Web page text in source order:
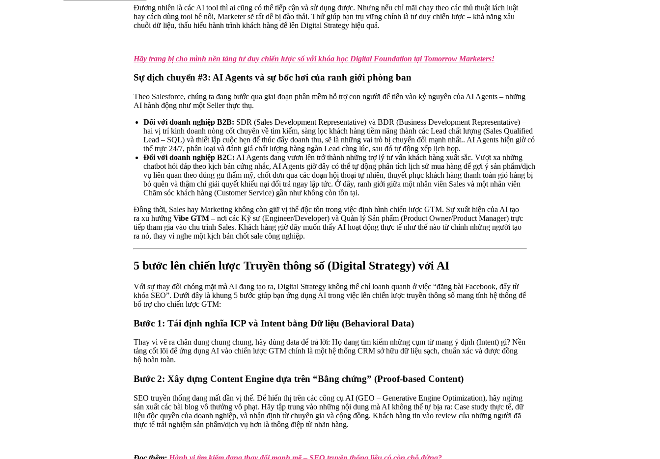
Đương nhiên là các AI tool thì ai cũng có thể tiếp cận và sử dụng được. Nhưng nếu chỉ mãi chạy theo các thủ thuật lách luật
hay cách dùng tool bề nổi, Marketer sẽ rất dễ bị đào thải. Thứ giúp bạn trụ vững chính là tư duy chiến lược – khả năng xâu
chuỗi dữ liệu, thấu hiểu hành trình khách hàng để lên Digital Strategy hiệu quả.
Hãy trang bị cho mình nền tảng tư duy chiến lược số với khóa học Digital Foundation tại Tomorrow Marketers!
Sự dịch chuyển #3: AI Agents và sự bốc hơi của ranh giới phòng ban
Theo Salesforce, chúng ta đang bước qua giai đoạn phần mềm hỗ trợ con người để tiến vào kỷ nguyên của AI Agents – những
AI hành động như một Seller thực thụ.
Đối với doanh nghiệp B2B: SDR (Sales Development Representative) và BDR (Business Development Representative) –
hai vị trí kinh doanh nòng cốt chuyên về tìm kiếm, sàng lọc khách hàng tiềm năng thành các Lead chất lượng (Sales Qualified
Lead – SQL) và thiết lập cuộc hẹn để thúc đẩy doanh thu, sẽ là những vai trò bị chuyển đổi mạnh nhất.. AI Agents hiện giờ có
thể trực 24/7, phân loại và đánh giá chất lượng hàng ngàn Lead cùng lúc, sau đó tự động xếp lịch họp.
Đối với doanh nghiệp B2C: AI Agents đang vươn lên trở thành những trợ lý tư vấn khách hàng xuất sắc. Vượt xa những
chatbot hỏi đáp theo kịch bản cứng nhắc, AI Agents giờ đây có thể tự động phân tích lịch sử mua hàng để gợi ý sản phẩm/dịch
vụ liên quan theo đúng gu thẩm mỹ, chốt đơn qua các đoạn hội thoại tự nhiên, thuyết phục khách hàng thanh toán giỏ hàng bị
bỏ quên và thậm chí giải quyết khiếu nại đổi trả ngay lập tức. Ở đây, ranh giới giữa một nhân viên Sales và một nhân viên
Chăm sóc khách hàng (Customer Service) gần như không còn tồn tại.
Đồng thời, Sales hay Marketing không còn giữ vị thế độc tôn trong việc định hình chiến lược GTM. Sự xuất hiện của AI tạo
ra xu hướng Vibe GTM – nơi các Kỹ sư (Engineer/Developer) và Quản lý Sản phẩm (Product Owner/Product Manager) trực
tiếp tham gia vào chu trình Sales. Khách hàng giờ đây muốn thấy AI hoạt động thực tế như thế nào từ chính những người tạo
ra nó, thay vì nghe một kịch bản chốt sale công nghiệp.
5 bước lên chiến lược Truyền thông số (Digital Strategy) với AI
Với sự thay đổi chóng mặt mà AI đang tạo ra, Digital Strategy không thể chỉ loanh quanh ở việc “đăng bài Facebook, đẩy từ
khóa SEO”. Dưới đây là khung 5 bước giúp bạn ứng dụng AI trong việc lên chiến lược truyền thông số mang tính hệ thống để
bổ trợ cho chiến lược GTM:
Bước 1: Tái định nghĩa ICP và Intent bằng Dữ liệu (Behavioral Data)
Thay vì vẽ ra chân dung chung chung, hãy dùng data để trả lời: Họ đang tìm kiếm những cụm từ mang ý định (Intent) gì? Nền
tảng cốt lõi để ứng dụng AI vào chiến lược GTM chính là một hệ thống CRM sở hữu dữ liệu sạch, chuẩn xác và được đồng
bộ hoàn toàn.
Bước 2: Xây dựng Content Engine dựa trên “Bằng chứng” (Proof-based Content)
SEO truyền thống đang mất dần vị thế. Để hiển thị trên các công cụ AI (GEO – Generative Engine Optimization), hãy ngừng
sản xuất các bài blog vô thưởng vô phạt. Hãy tập trung vào những nội dung mà AI không thể tự bịa ra: Case study thực tế, dữ
liệu độc quyền của doanh nghiệp, và nhận định từ chuyên gia và cộng đồng. Khách hàng tin vào review của những người đã
thực tế trải nghiệm sản phẩm/dịch vụ hơn là thông điệp từ nhãn hàng.